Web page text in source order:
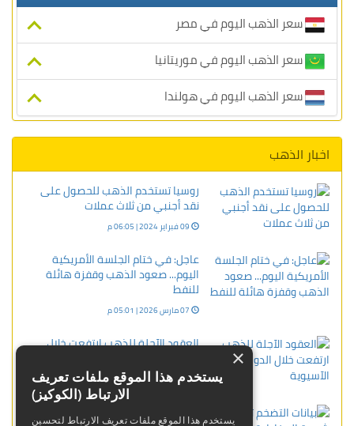
سعر الذهب اليوم في مصر
سعر الذهب اليوم في موريتانيا
سعر الذهب اليوم في هولندا
اخبار الذهب
روسيا تستخدم الذهب للحصول على
نقد أجنبي من ثلاث عملات
عاجل: في ختام الجلسة الأمريكية
اليوم... صعود الذهب وقفزة هائلة
للنفط
العقود الآجلة للذهب ارتفعت خلال
24 أبريل 2024 | 09:14 ص
بيانات التضخم تنعش شهية المخاطرة..
×
يستخدم هذا الموقع ملفات تعريف
الارتباط (الكوكيز)
يستخدم هذا الموقع ملفات تعريف الارتباط لتحسين